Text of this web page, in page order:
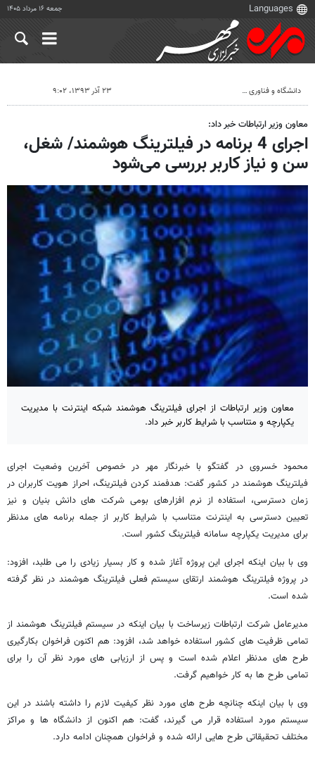
جمعه ۱۶ مرداد ۱۴۰۵
دانشگاه و فناوری ۲۳ آذر ۱۳۹۳، ۹:۰۲
معاون وزیر ارتباطات خبر داد:
اجرای 4 برنامه در فیلترینگ هوشمند/ شغل،
سن و نیاز کاربر بررسی می‌شود
معاون وزیر ارتباطات از اجرای فیلترینگ هوشمند شبکه اینترنت با مدیریت
یکپارچه و متناسب با شرایط کاربر خبر داد.
محمود خسروی در گفتگو با خبرنگار مهر در خصوص آخرین وضعیت اجرای
فیلترینگ هوشمند در کشور گفت: هدفمند کردن فیلترینگ، احراز هویت کاربران در
زمان دسترسی، استفاده از نرم افزارهای بومی شرکت های دانش بنیان و نیز
تعیین دسترسی به اینترنت متناسب با شرایط کاربر از جمله برنامه های مدنظر
برای مدیریت یکپارچه سامانه فیلترینگ کشور است.
وی با بیان اینکه اجرای این پروژه آغاز شده و کار بسیار زیادی را می طلبد، افزود:
در پروژه فیلترینگ هوشمند ارتقای سیستم فعلی فیلترینگ هوشمند در نظر گرفته
شده است.
مدیرعامل شرکت ارتباطات زیرساخت با بیان اینکه در سیستم فیلترینگ هوشمند از
تمامی ظرفیت های کشور استفاده خواهد شد، افزود: هم اکنون فراخوان بکارگیری
طرح های مدنظر اعلام شده است و پس از ارزیابی های مورد نظر آن را برای
تمامی طرح ها به کار خواهیم گرفت.
وی با بیان اینکه چنانچه طرح های مورد نظر کیفیت لازم را داشته باشند در این
سیستم مورد استفاده قرار می گیرند، گفت: هم اکنون از دانشگاه ها و مراکز
مختلف تحقیقاتی طرح هایی ارائه شده و فراخوان همچنان ادامه دارد.